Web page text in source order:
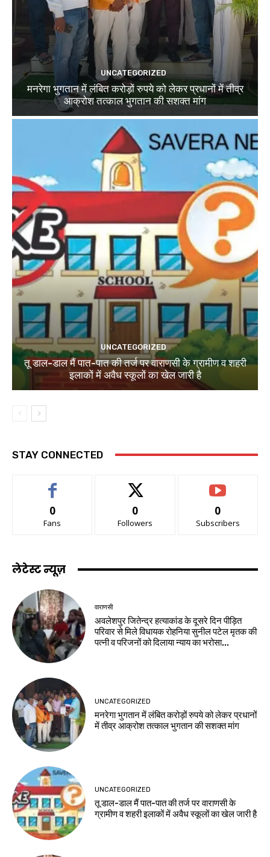
UNCATEGORIZED
मनरेगा भुगतान में लंबित करोड़ों रुपये को लेकर प्रधानों में तीव्र
आक्रोश तत्काल भुगतान की सशक्त मांग
UNCATEGORIZED
तू डाल-डाल मैं पात-पात की तर्ज पर वाराणसी के ग्रामीण व शहरी
इलाकों में अवैध स्कूलों का खेल जारी है
STAY CONNECTED
0
Fans
0
Followers
0
Subscribers
लेटेस्ट न्यूज़
वाराणसी
अवलेशपुर जितेन्द्र हत्याकांड के दूसरे दिन पीड़ित
परिवार से मिले विधायक रोहनिया सुनील पटेल मृतक की
पत्नी व परिजनों को दिलाया न्याय का भरोसा...
UNCATEGORIZED
मनरेगा भुगतान में लंबित करोड़ों रुपये को लेकर प्रधानों
में तीव्र आक्रोश तत्काल भुगतान की सशक्त मांग
UNCATEGORIZED
तू डाल-डाल मैं पात-पात की तर्ज पर वाराणसी के
ग्रामीण व शहरी इलाकों में अवैध स्कूलों का खेल जारी है